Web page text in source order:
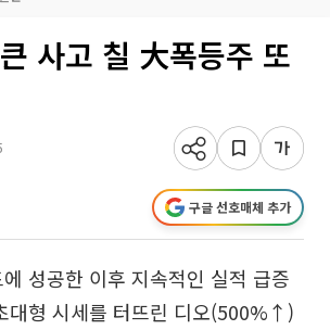
사고 칠 大폭등주 또
구글 선호매체 추가
성공한 이후 지속적인 실적 급증
대형 시세를 터뜨린 디오(500%↑)